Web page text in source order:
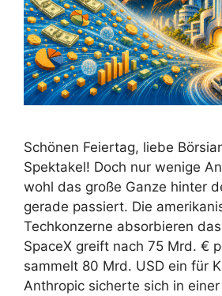
Schönen Feiertag, liebe
Spektakel! Doch nur wenige
wohl das große Ganze hinter
gerade passiert. Die
Techkonzerne absorbieren
SpaceX greift nach 75 Mrd. €
sammelt 80 Mrd. USD ein für
Anthropic sicherte sich in